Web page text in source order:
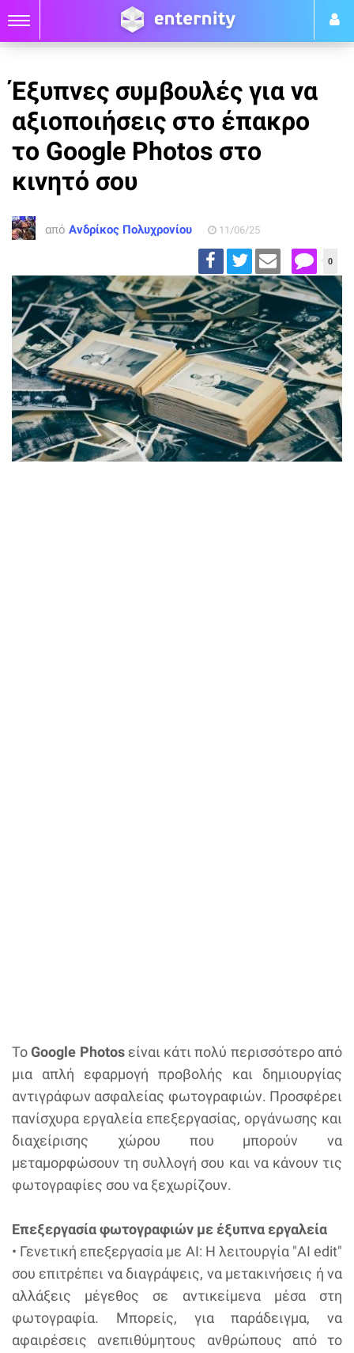
Έξυπνες συμβουλές για να
αξιοποιήσεις στο έπακρο
το Google Photos στο
κινητό σου
από Ανδρίκος Πολυχρονίου 11/06/25
0
ΤοGoogle Photosείναι κάτι πολύ περισσότερο από
μια απλή εφαρμογή προβολής και δημιουργίας
αντιγράφων ασφαλείας φωτογραφιών. Προσφέρει
πανίσχυρα εργαλεία επεξεργασίας, οργάνωσης και
διαχείρισης χώρου που μπορούν να
μεταμορφώσουν τη συλλογή σου και να κάνουν τις
φωτογραφίες σου να ξεχωρίζουν.
Επεξεργασία φωτογραφιών με έξυπνα εργαλεία
• Γενετική επεξεργασία με AI: Η λειτουργία "AI edit"
σου επιτρέπει να διαγράψεις, να μετακινήσεις ή να
αλλάξεις μέγεθος σε αντικείμενα μέσα στη
φωτογραφία. Μπορείς, για παράδειγμα, να
αφαιρέσεις ανεπιθύμητους ανθρώπους από το